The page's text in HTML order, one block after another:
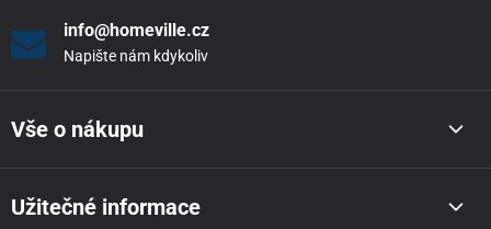
info@homeville.cz
Napište nám kdykoliv
Vše o nákupu
Užitečné informace